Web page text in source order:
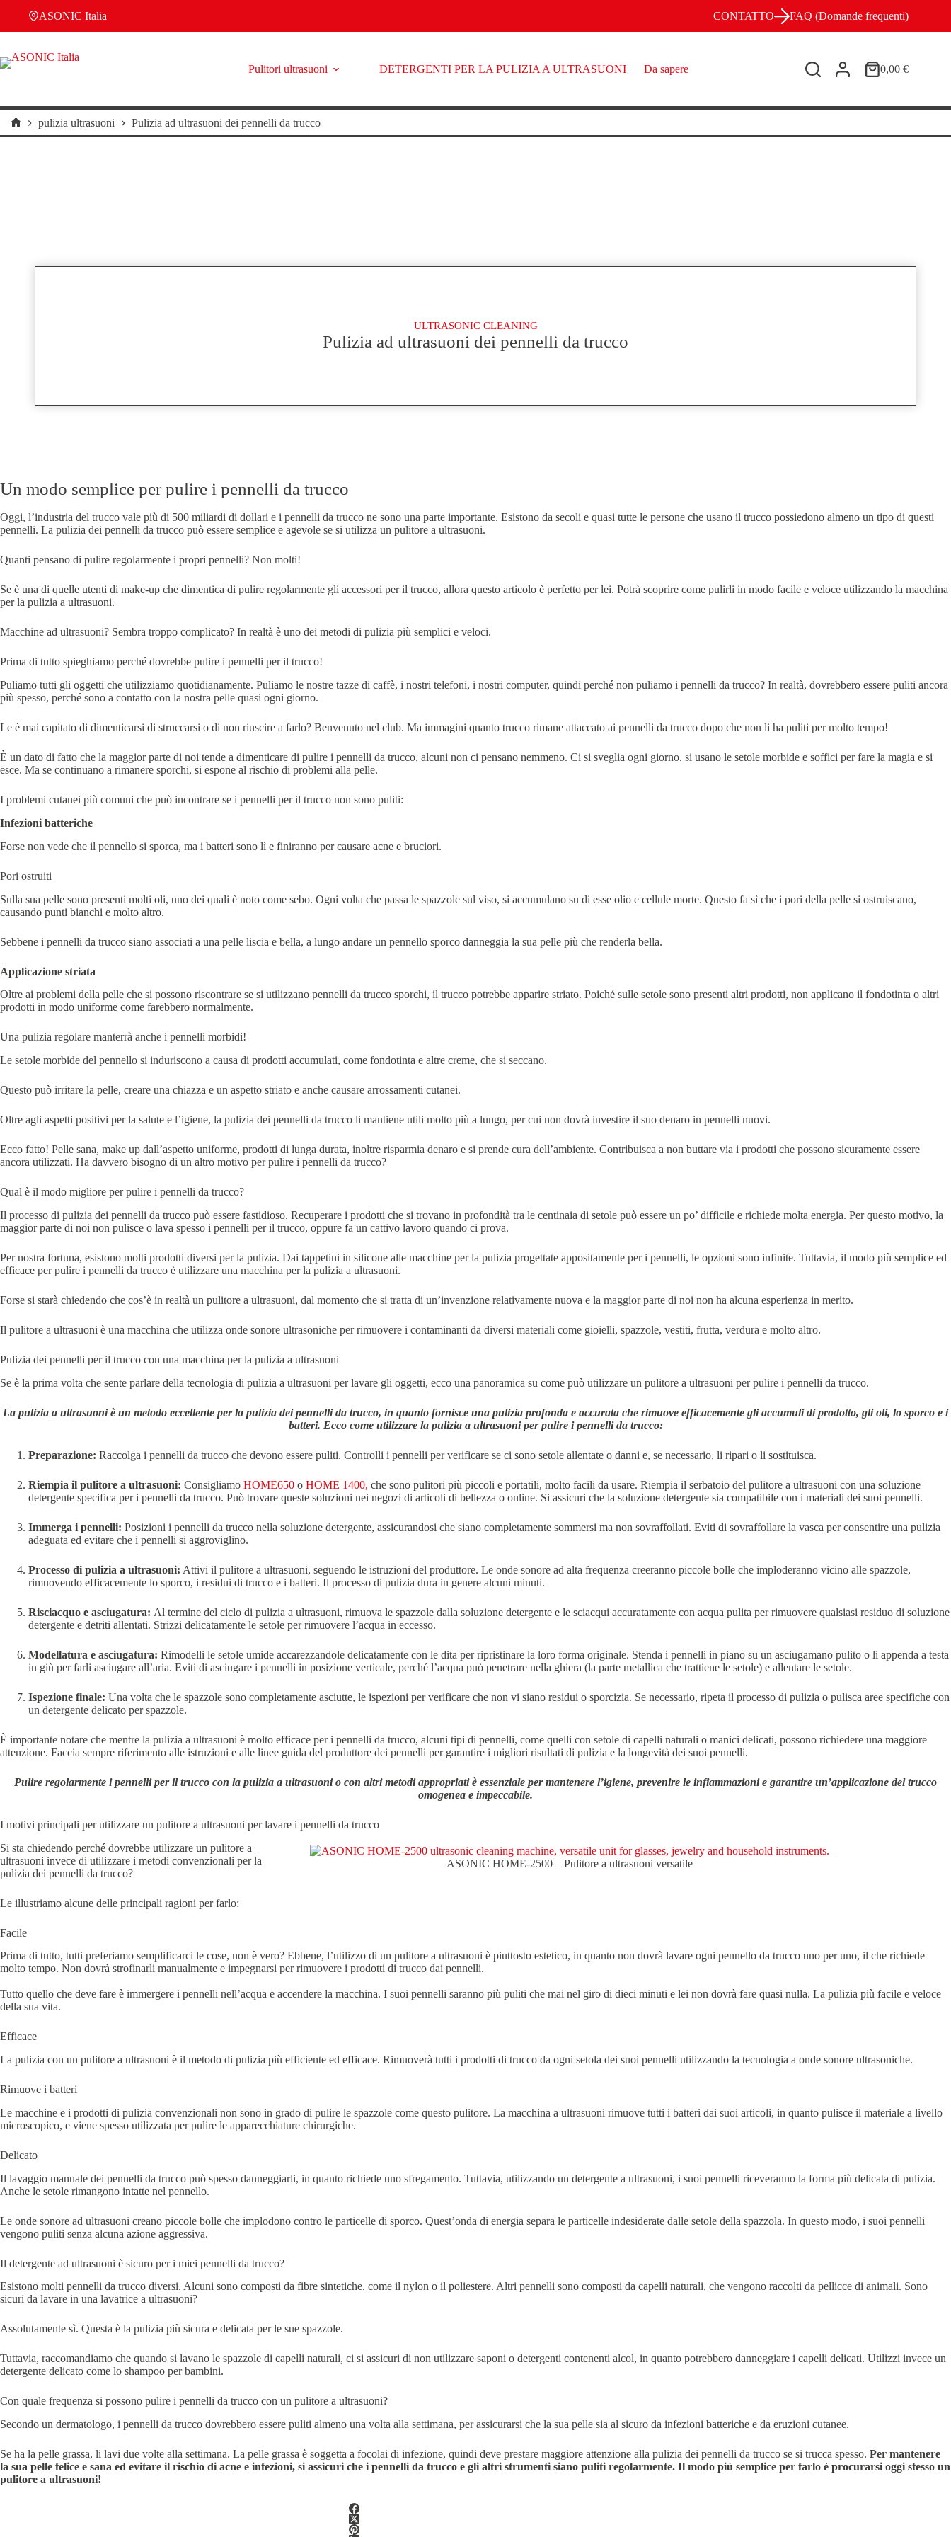
contenuto
ASONIC Italia CONTATTO FAQ (Domande frequenti)
Pulitori ultrasuoni DETERGENTI PER LA PULIZIA A ULTRASUONI Da sapere Carrello
0,00 €
Home
pulizia ultrasuoni Pulizia ad ultrasuoni dei pennelli da trucco
ULTRASONIC CLEANING
Pulizia ad ultrasuoni dei pennelli da trucco
Un modo semplice per pulire i pennelli da trucco
Oggi, l’industria del trucco vale più di 500 miliardi di dollari e i pennelli da trucco ne sono una parte importante. Esistono da secoli e quasi tutte le persone che usano il trucco possiedono almeno un tipo di questi
pennelli. La pulizia dei pennelli da trucco può essere semplice e agevole se si utilizza un pulitore a ultrasuoni.
Quanti pensano di pulire regolarmente i propri pennelli? Non molti!
Se è una di quelle utenti di make-up che dimentica di pulire regolarmente gli accessori per il trucco, allora questo articolo è perfetto per lei. Potrà scoprire come pulirli in modo facile e veloce utilizzando la macchina
per la pulizia a ultrasuoni.
Macchine ad ultrasuoni? Sembra troppo complicato? In realtà è uno dei metodi di pulizia più semplici e veloci.
Prima di tutto spieghiamo perché dovrebbe pulire i pennelli per il trucco!
Puliamo tutti gli oggetti che utilizziamo quotidianamente. Puliamo le nostre tazze di caffè, i nostri telefoni, i nostri computer, quindi perché non puliamo i pennelli da trucco? In realtà, dovrebbero essere puliti ancora
più spesso, perché sono a contatto con la nostra pelle quasi ogni giorno.
Le è mai capitato di dimenticarsi di struccarsi o di non riuscire a farlo? Benvenuto nel club. Ma immagini quanto trucco rimane attaccato ai pennelli da trucco dopo che non li ha puliti per molto tempo!
È un dato di fatto che la maggior parte di noi tende a dimenticare di pulire i pennelli da trucco, alcuni non ci pensano nemmeno. Ci si sveglia ogni giorno, si usano le setole morbide e soffici per fare la magia e si
esce. Ma se continuano a rimanere sporchi, si espone al rischio di problemi alla pelle.
I problemi cutanei più comuni che può incontrare se i pennelli per il trucco non sono puliti:
Infezioni batteriche
Forse non vede che il pennello si sporca, ma i batteri sono lì e finiranno per causare acne e bruciori.
Pori ostruiti
Sulla sua pelle sono presenti molti oli, uno dei quali è noto come sebo. Ogni volta che passa le spazzole sul viso, si accumulano su di esse olio e cellule morte. Questo fa sì che i pori della pelle si ostruiscano,
causando punti bianchi e molto altro.
Sebbene i pennelli da trucco siano associati a una pelle liscia e bella, a lungo andare un pennello sporco danneggia la sua pelle più che renderla bella.
Applicazione striata
Oltre ai problemi della pelle che si possono riscontrare se si utilizzano pennelli da trucco sporchi, il trucco potrebbe apparire striato. Poiché sulle setole sono presenti altri prodotti, non applicano il fondotinta o altri
prodotti in modo uniforme come farebbero normalmente.
Una pulizia regolare manterrà anche i pennelli morbidi!
Le setole morbide del pennello si induriscono a causa di prodotti accumulati, come fondotinta e altre creme, che si seccano.
Questo può irritare la pelle, creare una chiazza e un aspetto striato e anche causare arrossamenti cutanei.
Oltre agli aspetti positivi per la salute e l’igiene, la pulizia dei pennelli da trucco li mantiene utili molto più a lungo, per cui non dovrà investire il suo denaro in pennelli nuovi.
Ecco fatto! Pelle sana, make up dall’aspetto uniforme, prodotti di lunga durata, inoltre risparmia denaro e si prende cura dell’ambiente. Contribuisca a non buttare via i prodotti che possono sicuramente essere
ancora utilizzati. Ha davvero bisogno di un altro motivo per pulire i pennelli da trucco?
Qual è il modo migliore per pulire i pennelli da trucco?
Il processo di pulizia dei pennelli da trucco può essere fastidioso. Recuperare i prodotti che si trovano in profondità tra le centinaia di setole può essere un po’ difficile e richiede molta energia. Per questo motivo, la
maggior parte di noi non pulisce o lava spesso i pennelli per il trucco, oppure fa un cattivo lavoro quando ci prova.
Per nostra fortuna, esistono molti prodotti diversi per la pulizia. Dai tappetini in silicone alle macchine per la pulizia progettate appositamente per i pennelli, le opzioni sono infinite. Tuttavia, il modo più semplice ed
efficace per pulire i pennelli da trucco è utilizzare una macchina per la pulizia a ultrasuoni.
Forse si starà chiedendo che cos’è in realtà un pulitore a ultrasuoni, dal momento che si tratta di un’invenzione relativamente nuova e la maggior parte di noi non ha alcuna esperienza in merito.
Il pulitore a ultrasuoni è una macchina che utilizza onde sonore ultrasoniche per rimuovere i contaminanti da diversi materiali come gioielli, spazzole, vestiti, frutta, verdura e molto altro.
Pulizia dei pennelli per il trucco con una macchina per la pulizia a ultrasuoni
Se è la prima volta che sente parlare della tecnologia di pulizia a ultrasuoni per lavare gli oggetti, ecco una panoramica su come può utilizzare un pulitore a ultrasuoni per pulire i pennelli da trucco.
La pulizia a ultrasuoni è un metodo eccellente per la pulizia dei pennelli da trucco, in quanto fornisce una pulizia profonda e accurata che rimuove efficacemente gli accumuli di prodotto, gli oli, lo sporco e i
batteri. Ecco come utilizzare la pulizia a ultrasuoni per pulire i pennelli da trucco:
Preparazione: Raccolga i pennelli da trucco che devono essere puliti. Controlli i pennelli per verificare se ci sono setole allentate o danni e, se necessario, li ripari o li sostituisca.
Riempia il pulitore a ultrasuoni: Consigliamo HOME650 o HOME 1400, che sono pulitori più piccoli e portatili, molto facili da usare. Riempia il serbatoio del pulitore a ultrasuoni con una soluzione
detergente specifica per i pennelli da trucco. Può trovare queste soluzioni nei negozi di articoli di bellezza o online. Si assicuri che la soluzione detergente sia compatibile con i materiali dei suoi pennelli.
Immerga i pennelli: Posizioni i pennelli da trucco nella soluzione detergente, assicurandosi che siano completamente sommersi ma non sovraffollati. Eviti di sovraffollare la vasca per consentire una pulizia
adeguata ed evitare che i pennelli si aggroviglino.
Processo di pulizia a ultrasuoni: Attivi il pulitore a ultrasuoni, seguendo le istruzioni del produttore. Le onde sonore ad alta frequenza creeranno piccole bolle che imploderanno vicino alle spazzole,
rimuovendo efficacemente lo sporco, i residui di trucco e i batteri. Il processo di pulizia dura in genere alcuni minuti.
Risciacquo e asciugatura: Al termine del ciclo di pulizia a ultrasuoni, rimuova le spazzole dalla soluzione detergente e le sciacqui accuratamente con acqua pulita per rimuovere qualsiasi residuo di soluzione
detergente e detriti allentati. Strizzi delicatamente le setole per rimuovere l’acqua in eccesso.
Modellatura e asciugatura: Rimodelli le setole umide accarezzandole delicatamente con le dita per ripristinare la loro forma originale. Stenda i pennelli in piano su un asciugamano pulito o li appenda a testa
in giù per farli asciugare all’aria. Eviti di asciugare i pennelli in posizione verticale, perché l’acqua può penetrare nella ghiera (la parte metallica che trattiene le setole) e allentare le setole.
Ispezione finale: Una volta che le spazzole sono completamente asciutte, le ispezioni per verificare che non vi siano residui o sporcizia. Se necessario, ripeta il processo di pulizia o pulisca aree specifiche con
un detergente delicato per spazzole.
È importante notare che mentre la pulizia a ultrasuoni è molto efficace per i pennelli da trucco, alcuni tipi di pennelli, come quelli con setole di capelli naturali o manici delicati, possono richiedere una maggiore
attenzione. Faccia sempre riferimento alle istruzioni e alle linee guida del produttore dei pennelli per garantire i migliori risultati di pulizia e la longevità dei suoi pennelli.
Pulire regolarmente i pennelli per il trucco con la pulizia a ultrasuoni o con altri metodi appropriati è essenziale per mantenere l’igiene, prevenire le infiammazioni e garantire un’applicazione del trucco
omogenea e impeccabile.
I motivi principali per utilizzare un pulitore a ultrasuoni per lavare i pennelli da trucco
ASONIC HOME-2500 – Pulitore a ultrasuoni versatile
Si sta chiedendo perché dovrebbe utilizzare un pulitore a
ultrasuoni invece di utilizzare i metodi convenzionali per la
pulizia dei pennelli da trucco?
Le illustriamo alcune delle principali ragioni per farlo:
Facile
Prima di tutto, tutti preferiamo semplificarci le cose, non è vero? Ebbene, l’utilizzo di un pulitore a ultrasuoni è piuttosto estetico, in quanto non dovrà lavare ogni pennello da trucco uno per uno, il che richiede
molto tempo. Non dovrà strofinarli manualmente e impegnarsi per rimuovere i prodotti di trucco dai pennelli.
Tutto quello che deve fare è immergere i pennelli nell’acqua e accendere la macchina. I suoi pennelli saranno più puliti che mai nel giro di dieci minuti e lei non dovrà fare quasi nulla. La pulizia più facile e veloce
della sua vita.
Efficace
La pulizia con un pulitore a ultrasuoni è il metodo di pulizia più efficiente ed efficace. Rimuoverà tutti i prodotti di trucco da ogni setola dei suoi pennelli utilizzando la tecnologia a onde sonore ultrasoniche.
Rimuove i batteri
Le macchine e i prodotti di pulizia convenzionali non sono in grado di pulire le spazzole come questo pulitore. La macchina a ultrasuoni rimuove tutti i batteri dai suoi articoli, in quanto pulisce il materiale a livello
microscopico, e viene spesso utilizzata per pulire le apparecchiature chirurgiche.
Delicato
Il lavaggio manuale dei pennelli da trucco può spesso danneggiarli, in quanto richiede uno sfregamento. Tuttavia, utilizzando un detergente a ultrasuoni, i suoi pennelli riceveranno la forma più delicata di pulizia.
Anche le setole rimangono intatte nel pennello.
Le onde sonore ad ultrasuoni creano piccole bolle che implodono contro le particelle di sporco. Quest’onda di energia separa le particelle indesiderate dalle setole della spazzola. In questo modo, i suoi pennelli
vengono puliti senza alcuna azione aggressiva.
Il detergente ad ultrasuoni è sicuro per i miei pennelli da trucco?
Esistono molti pennelli da trucco diversi. Alcuni sono composti da fibre sintetiche, come il nylon o il poliestere. Altri pennelli sono composti da capelli naturali, che vengono raccolti da pellicce di animali. Sono
sicuri da lavare in una lavatrice a ultrasuoni?
Assolutamente sì. Questa è la pulizia più sicura e delicata per le sue spazzole.
Tuttavia, raccomandiamo che quando si lavano le spazzole di capelli naturali, ci si assicuri di non utilizzare saponi o detergenti contenenti alcol, in quanto potrebbero danneggiare i capelli delicati. Utilizzi invece un
detergente delicato come lo shampoo per bambini.
Con quale frequenza si possono pulire i pennelli da trucco con un pulitore a ultrasuoni?
Secondo un dermatologo, i pennelli da trucco dovrebbero essere puliti almeno una volta alla settimana, per assicurarsi che la sua pelle sia al sicuro da infezioni batteriche e da eruzioni cutanee.
Se ha la pelle grassa, li lavi due volte alla settimana. La pelle grassa è soggetta a focolai di infezione, quindi deve prestare maggiore attenzione alla pulizia dei pennelli da trucco se si trucca spesso. Per mantenere
la sua pelle felice e sana ed evitare il rischio di acne e infezioni, si assicuri che i pennelli da trucco e gli altri strumenti siano puliti regolarmente. Il modo più semplice per farlo è procurarsi oggi stesso un
pulitore a ultrasuoni!